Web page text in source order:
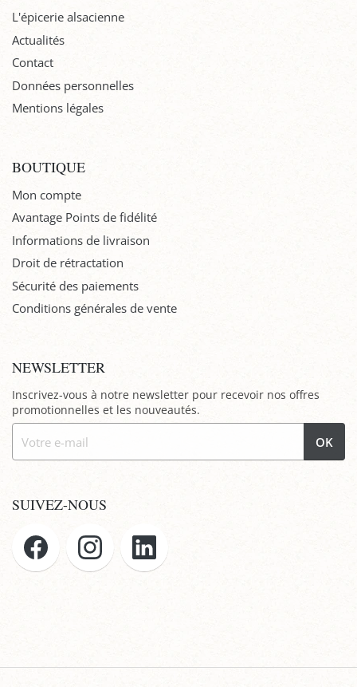
L'épicerie alsacienne
Actualités
Contact
Données personnelles
Mentions légales
BOUTIQUE
Mon compte
Avantage Points de fidélité
Informations de livraison
Droit de rétractation
Sécurité des paiements
Conditions générales de vente
NEWSLETTER
Inscrivez-vous à notre newsletter pour recevoir nos offres
promotionnelles et les nouveautés.
OK
SUIVEZ-NOUS